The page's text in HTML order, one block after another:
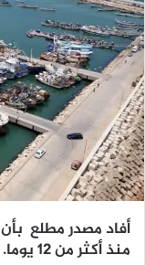
أفاد مصدر مطلع
منذ أكثر من 12 يوما.